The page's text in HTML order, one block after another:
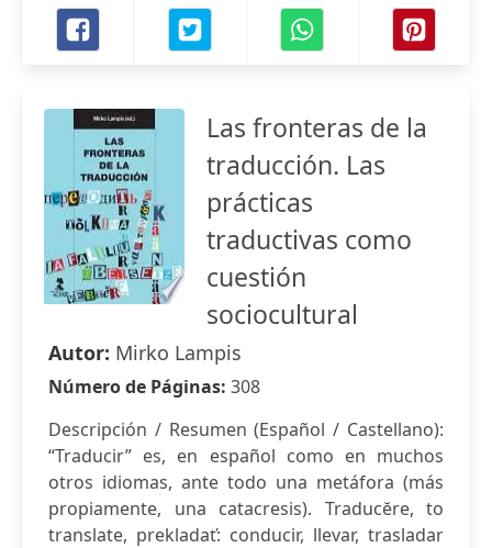
Las fronteras de la
traducción. Las
prácticas
traductivas como
cuestión
sociocultural
Autor: Mirko Lampis
Número de Páginas: 308
Descripción / Resumen (Español / Castellano):
“Traducir” es, en español como en muchos
otros idiomas, ante todo una metáfora (más
propiamente, una catacresis). Traducĕre, to
translate, prekladať: conducir, llevar, trasladar